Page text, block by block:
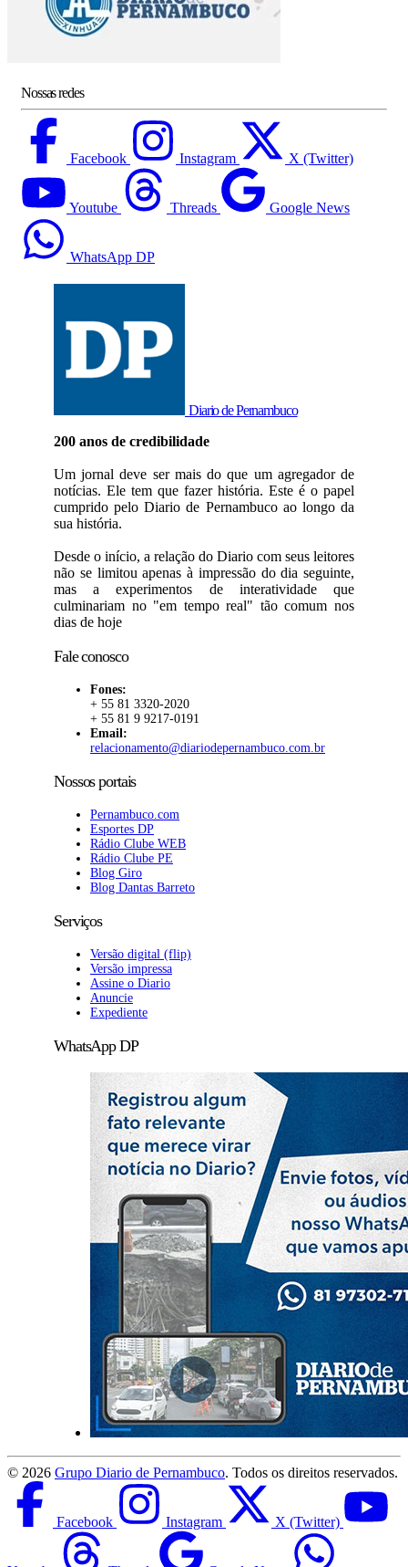
Nossas redes
Facebook Instagram X (Twitter)
Youtube Threads Google News
WhatsApp DP
Diario de Pernambuco
200 anos de credibilidade
Um jornal deve ser mais do que um agregador de
notícias. Ele tem que fazer história. Este é o papel
cumprido pelo Diario de Pernambuco ao longo da
sua história.
Desde o início, a relação do Diario com seus leitores
não se limitou apenas à impressão do dia seguinte,
mas a experimentos de interatividade que
culminariam no "em tempo real" tão comum nos
dias de hoje
Fale conosco
Fones:
+ 55 81 3320-2020
+ 55 81 9 9217-0191
Email:
relacionamento@diariodepernambuco.com.br
Nossos portais
Pernambuco.com
Esportes DP
Rádio Clube WEB
Rádio Clube PE
Blog Giro
Blog Dantas Barreto
Serviços
Versão digital (flip)
Versão impressa
Assine o Diario
Anuncie
Expediente
WhatsApp DP
© 2026 Grupo Diario de Pernambuco. Todos os direitos reservados.
Facebook Instagram X (Twitter)